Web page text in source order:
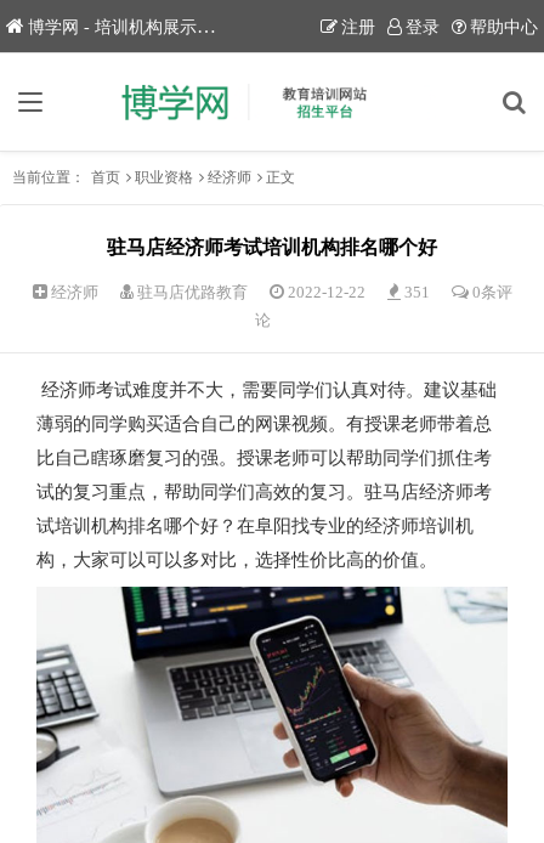
博学网 - 培训机构展示平台！ 注册 登录 帮助中心
当前位置： 首页 职业资格 经济师 正文
驻马店经济师考试培训机构排名哪个好
经济师 驻马店优路教育 2022-12-22 351
0条评
论
经济师考试难度并不大，需要同学们认真对待。建议基础
薄弱的同学购买适合自己的网课视频。有授课老师带着总
比自己瞎琢磨复习的强。授课老师可以帮助同学们抓住考
试的复习重点，帮助同学们高效的复习。驻马店经济师考
试培训机构排名哪个好？在阜阳找专业的经济师培训机
构，大家可以可以多对比，选择性价比高的价值。